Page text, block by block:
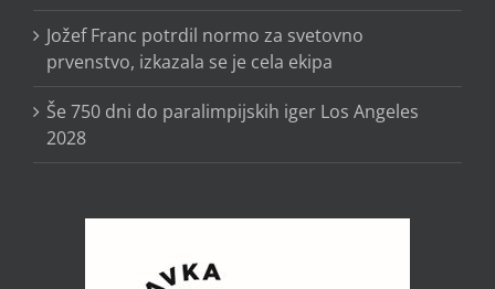
Jožef Franc potrdil normo za svetovno
prvenstvo, izkazala se je cela ekipa
Še 750 dni do paralimpijskih iger Los Angeles
2028